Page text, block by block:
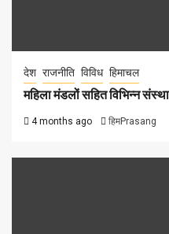
देश राजनीति विविध हिमाचल
महिला मंडलों सहित विभिन्न
4 months ago हिमPrasang